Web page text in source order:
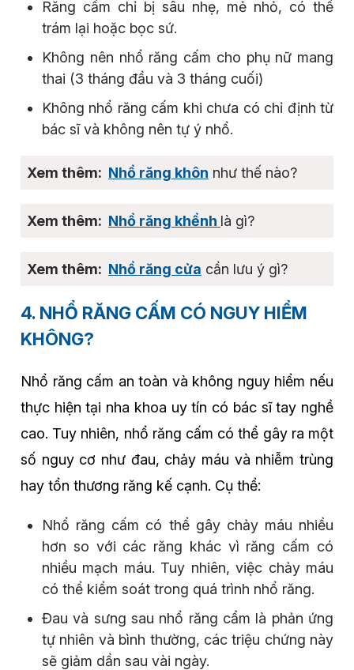
Răng cấm chỉ bị sâu nhẹ, mẻ nhỏ, có thể
trám lại hoặc bọc sứ.
Không nên nhổ răng cấm cho phụ nữ mang
thai (3 tháng đầu và 3 tháng cuối)
Không nhổ răng cấm khi chưa có chỉ định từ
bác sĩ và không nên tự ý nhổ.
Nhổ răng khôn như thế nào?
Nhổ răng khểnh là gì?
Nhổ răng cửa cần lưu ý gì?
4. NHỔ RĂNG CẤM CÓ NGUY HIỂM
KHÔNG?
Nhổ răng cấm an toàn và không nguy hiểm nếu
thực hiện tại nha khoa uy tín có bác sĩ tay nghề
cao. Tuy nhiên, nhổ răng cấm có thể gây ra một
số nguy cơ như đau, chảy máu và nhiễm trùng
hay tổn thương răng kế cạnh. Cụ thể:
Nhổ răng cấm có thể gây chảy máu nhiều
hơn so với các răng khác vì răng cấm có
nhiều mạch máu. Tuy nhiên, việc chảy máu
có thể kiểm soát trong quá trình nhổ răng.
Đau và sưng sau nhổ răng cẩm là phản ứng
tự nhiên và bình thường, các triệu chứng này
sẽ giảm dần sau vài ngày.